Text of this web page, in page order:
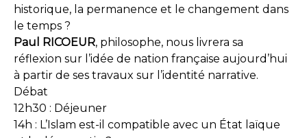
historique, la permanence et le changement dans
le temps ?
Paul RICOEUR, philosophe, nous livrera sa
réflexion sur l’idée de nation française aujourd’hui
à partir de ses travaux sur l’identité narrative.
Débat
12h30 : Déjeuner
14h : L’Islam est-il compatible avec un État laïque